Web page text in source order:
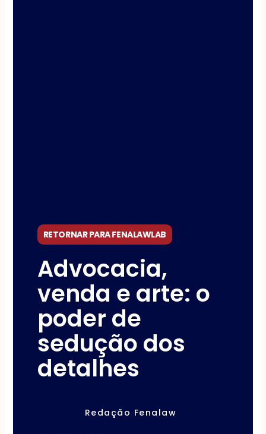
RETORNAR PARA FENALAWLAB
Advocacia,
venda e arte: o
poder de
sedução dos
detalhes
Redação Fenalaw